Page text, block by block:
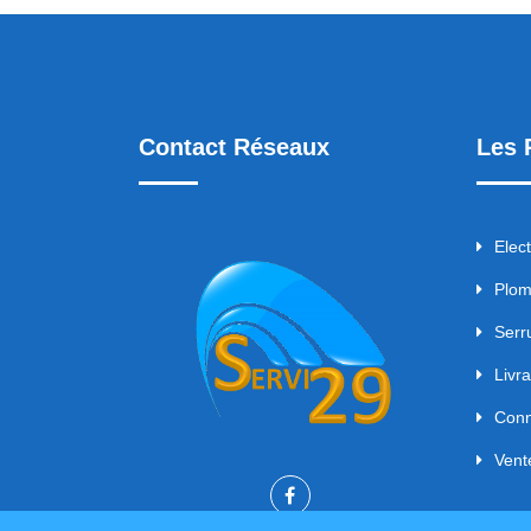
Contact Réseaux Les